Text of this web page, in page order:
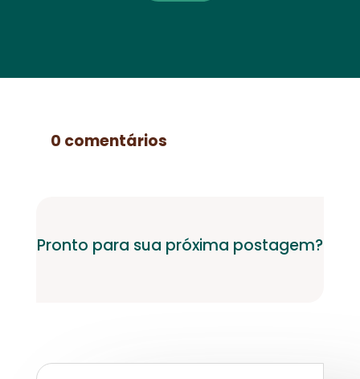
0 comentários
Pronto para sua próxima postagem?